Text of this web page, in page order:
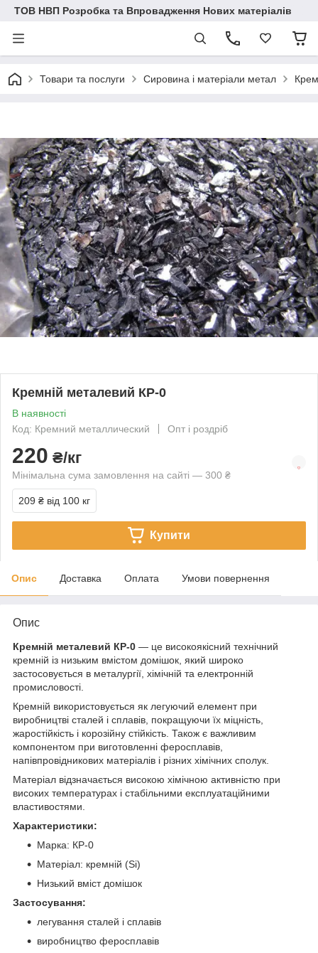
ТОВ НВП Розробка та Впровадження Нових матеріалів
Товари та послуги Сировина і матеріали метал
Кремній металевий КР-0
В наявності
Код: Кремний металлический
Опт і роздріб
220 ₴/кг
Мінімальна сума замовлення на сайті — 300 ₴
209 ₴ від 100 кг
Купити
Опис Доставка Оплата Умови повернення
Опис
Кремній металевий КР-0 — це високоякісний технічний
кремній із низьким вмістом домішок, який широко
застосовується в металургії, хімічній та електронній
промисловості.
Кремній використовується як легуючий елемент при
виробництві сталей і сплавів, покращуючи їх міцність,
жаростійкість і корозійну стійкість. Також є важливим
компонентом при виготовленні феросплавів,
напівпровідникових матеріалів і різних хімічних сполук.
Матеріал відзначається високою хімічною активністю при
високих температурах і стабільними експлуатаційними
властивостями.
Характеристики:
Марка: КР-0
Матеріал: кремній (Si)
Низький вміст домішок
Застосування:
легування сталей і сплавів
виробництво феросплавів